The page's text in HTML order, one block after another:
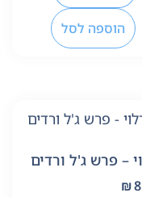
הוספה לסל
– פרש ג'ל ורדים
₪